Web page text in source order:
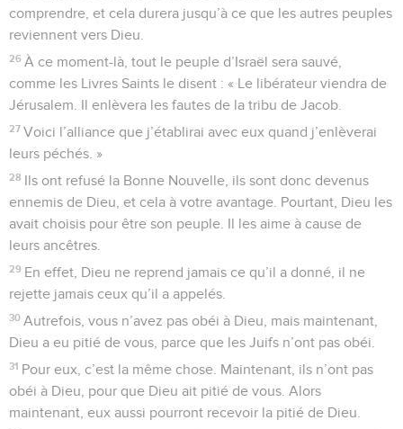
comprendre, et cela durera jusqu’à ce que les autres peuples
reviennent vers Dieu.
26 À ce moment-là, tout le peuple d’Israël sera sauvé,
comme les Livres Saints le disent : « Le libérateur viendra de
Jérusalem. Il enlèvera les fautes de la tribu de Jacob.
27 Voici l’alliance que j’établirai avec eux quand j’enlèverai
leurs péchés. »
28 Ils ont refusé la Bonne Nouvelle, ils sont donc devenus
ennemis de Dieu, et cela à votre avantage. Pourtant, Dieu les
avait choisis pour être son peuple. Il les aime à cause de
leurs ancêtres.
29 En effet, Dieu ne reprend jamais ce qu’il a donné, il ne
rejette jamais ceux qu’il a appelés.
30 Autrefois, vous n’avez pas obéi à Dieu, mais maintenant,
Dieu a eu pitié de vous, parce que les Juifs n’ont pas obéi.
31 Pour eux, c’est la même chose. Maintenant, ils n’ont pas
obéi à Dieu, pour que Dieu ait pitié de vous. Alors
maintenant, eux aussi pourront recevoir la pitié de Dieu.